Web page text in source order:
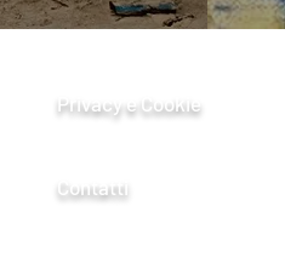
Privacy e Cookie
Contatti